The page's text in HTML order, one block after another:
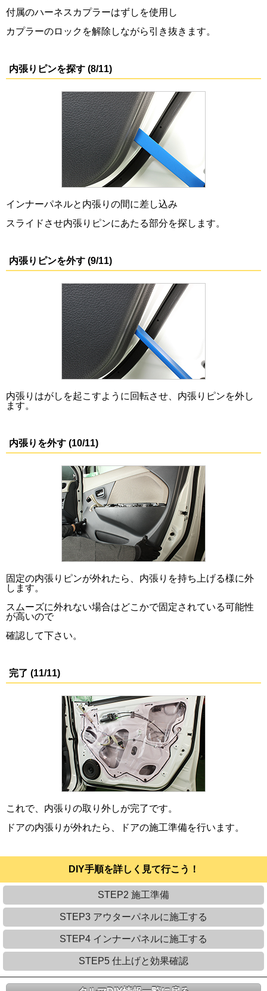
付属のハーネスカプラーはずしを使用し
カプラーのロックを解除しながら引き抜きます。
内張りピンを探す (8/11)
インナーパネルと内張りの間に差し込み
スライドさせ内張りピンにあたる部分を探します。
内張りピンを外す (9/11)
内張りはがしを起こすように回転させ、内張りピンを外し
ます。
内張りを外す (10/11)
固定の内張りピンが外れたら、内張りを持ち上げる様に外
します。
スムーズに外れない場合はどこかで固定されている可能性
が高いので
確認して下さい。
完了 (11/11)
これで、内張りの取り外しが完了です。
ドアの内張りが外れたら、ドアの施工準備を行います。
DIY手順を詳しく見て行こう！
STEP2 施工準備
STEP3 アウターパネルに施工する
STEP4 インナーパネルに施工する
STEP5 仕上げと効果確認